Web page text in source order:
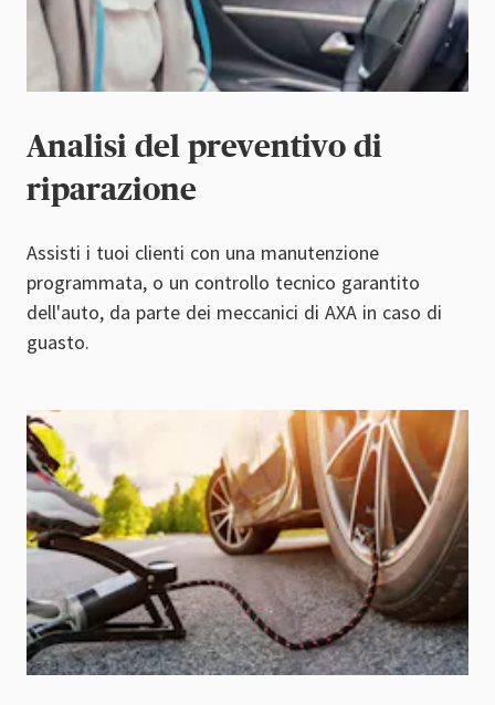
Analisi del preventivo di
riparazione
Assisti i tuoi clienti con una manutenzione
programmata, o un controllo tecnico garantito
dell'auto, da parte dei meccanici di AXA in caso di
guasto.